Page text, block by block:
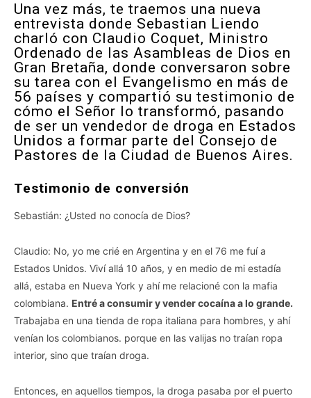
Una vez más, te traemos una nueva
entrevista donde Sebastian Liendo
charló con Claudio Coquet, Ministro
Ordenado de las Asambleas de Dios en
Gran Bretaña, donde conversaron sobre
su tarea con el Evangelismo en más de
56 países y compartió su testimonio de
cómo el Señor lo transformó, pasando
de ser un vendedor de droga en Estados
Unidos a formar parte del Consejo de
Pastores de la Ciudad de Buenos Aires.
Testimonio de conversión
Sebastián: ¿Usted no conocía de Dios?
Claudio: No, yo me crié en Argentina y en el 76 me fuí a
Estados Unidos. Viví allá 10 años, y en medio de mi estadía
allá, estaba en Nueva York y ahí me relacioné con la mafia
colombiana. Entré a consumir y vender cocaína a lo grande.
Trabajaba en una tienda de ropa italiana para hombres, y ahí
venían los colombianos. porque en las valijas no traían ropa
interior, sino que traían droga.
Entonces, en aquellos tiempos, la droga pasaba por el puerto